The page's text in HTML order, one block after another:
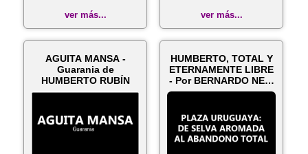
ver más... ver más...
AGUITA MANSA -
Guarania de
HUMBERTO RUBÍN
HUMBERTO, TOTAL Y
ETERNAMENTE LIBRE
- Por BERNARDO NERI
FARINA - ...